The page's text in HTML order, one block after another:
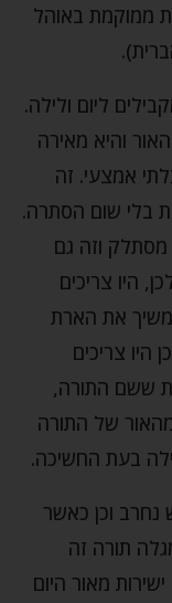
ממוקמת באוהל
ליום ולילה.
והיא מאירה
אמצעי. זה
בלי שום הסתרה.
מסתלק וזה גם
היו צריכים
את הארת
צריכים
ששם התורה,
של התורה
בעת החשיכה.
וכן כאשר
תורה זה
מאור היום